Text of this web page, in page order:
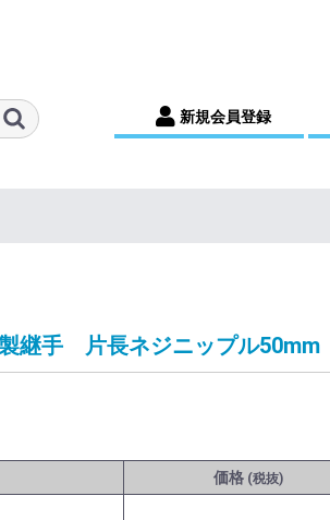
新規会員登録
継手 片長ネジニップル50mm
価格 (税抜)